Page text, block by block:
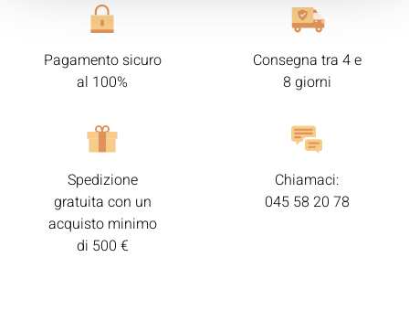
Pagamento sicuro
al 100%
Consegna tra 4 e
8 giorni
Spedizione
gratuita con un
acquisto minimo
di 500 €
Chiamaci:
045 58 20 78